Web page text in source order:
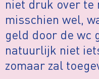
niet druk over te
misschien wel,
geld door de wc
natuurlijk niet
zomaar zal